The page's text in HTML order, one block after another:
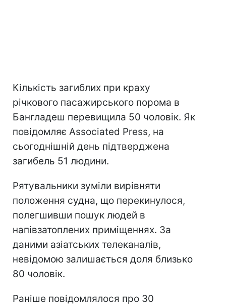
Кількість загиблих при краху
річкового пасажирського порома в
Бангладеш перевищила 50 чоловік. Як
повідомляє Associated Press, на
сьогоднішній день підтверджена
загибель 51 людини.
Рятувальники зуміли вирівняти
положення судна, що перекинулося,
полегшивши пошук людей в
напівзатоплених приміщеннях. За
даними азіатських телеканалів,
невідомою залишається доля близько
80 чоловік.
Раніше повідомлялося про 30